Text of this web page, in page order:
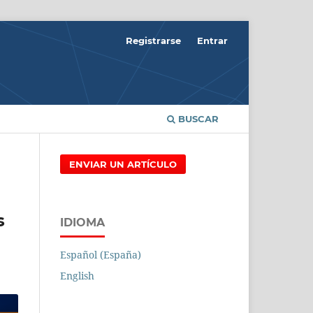
BUSCAR
Registrarse Entrar
ENVIAR UN ARTÍCULO
IDIOMA
Español (España)
English